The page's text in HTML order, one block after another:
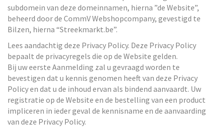
subdomein van deze domeinnamen, hierna ”de Website”,
beheerd door de CommV Webshopcompany, gevestigd te
Bilzen, hierna “Streekmarkt.be”.
Lees aandachtig deze Privacy Policy. Deze Privacy Policy
bepaalt de privacyregels die op de Website gelden.
Bij uw eerste Aanmelding zal u gevraagd worden te
bevestigen dat u kennis genomen heeft van deze Privacy
Policy en dat u de inhoud ervan als bindend aanvaardt. Uw
registratie op de Website en de bestelling van een product
impliceren in ieder geval de kennisname en de aanvaarding
van deze Privacy Policy.